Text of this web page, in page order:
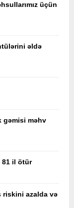
üçün
əldə
gəmisi məhv
81 il ötür
riskini azalda və